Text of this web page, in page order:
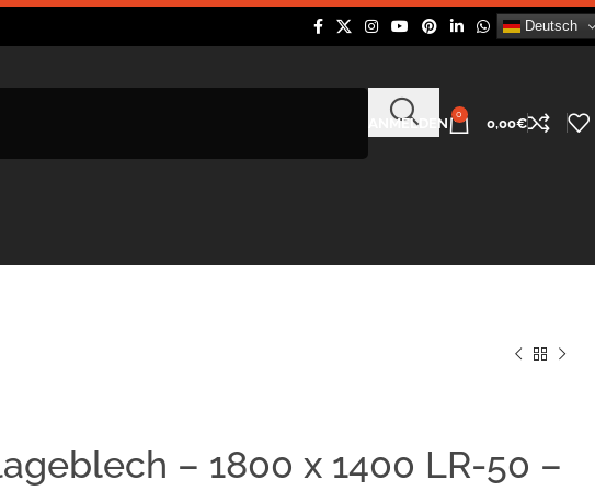
Deutsch
ANMELDEN
0
0,00€
– 1800 x 1400 LR-50 –